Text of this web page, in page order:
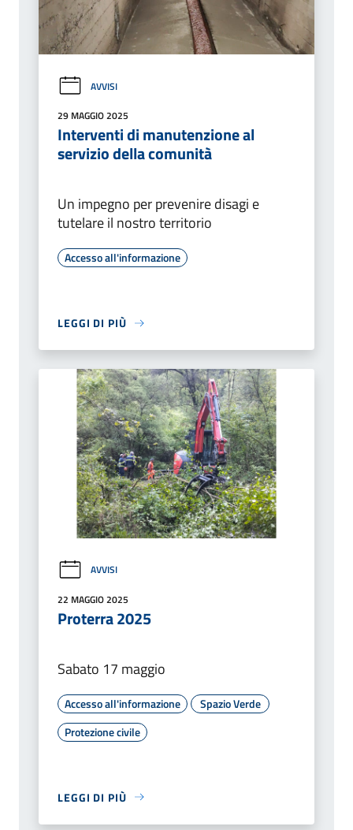
AVVISI
29 MAGGIO 2025
Interventi di manutenzione al
servizio della comunità
Un impegno per prevenire disagi e
tutelare il nostro territorio
Accesso all'informazione
LEGGI DI PIÙ
AVVISI
22 MAGGIO 2025
Proterra 2025
Sabato 17 maggio
Accesso all'informazione
Spazio Verde
Protezione civile
LEGGI DI PIÙ